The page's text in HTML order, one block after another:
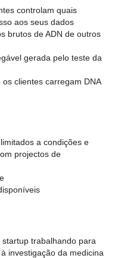
controlam quais
aos seus dados
brutos de ADN de outros
gerada pelo teste da
clientes carregam DNA
a condições e
projectos de
trabalhando para
investigação da medicina